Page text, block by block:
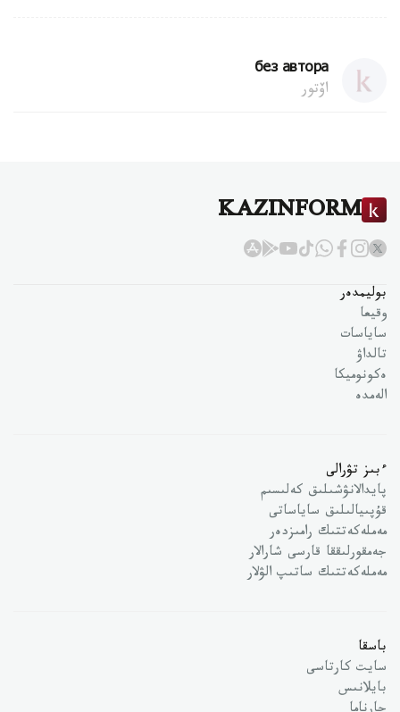
без автора
اۆتور
KAZINFORM
بوليمدەر
وقيعا
ساياسات
تالداۋ
ەكونوميكا
الەمدە
ءبىز تۋرالى
پايدالانۋشىلىق كەلىسىم
قۇپىيالىلىق ساياساتى
مەملەكەتتىك رامىزدەر
جەمقورلىققا قارسى شارالار
مەملەكەتتىك ساتىپ الۋلار
باسقا
سايت كارتاسى
بايلانىس